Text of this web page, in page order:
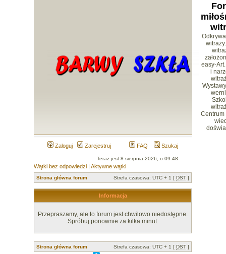
easy-
i
Zaloguj Zarejestruj FAQ Szukaj
Teraz jest 8 sierpnia 2026, o 09:48
Wątki bez odpowiedzi |Aktywne wątki
Strona główna forum Strefa czasowa: UTC + 1 [DST ]
Informacja
Przepraszamy, ale to forum jest chwilowo niedostępne.
Spróbuj ponownie za kilka minut.
Strona główna forum Strefa czasowa: UTC + 1 [DST ]